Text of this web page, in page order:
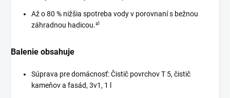
Až o 80 % nižšia spotreba vody v porovnaní s bežnou
záhradnou hadicou.²⁾
Balenie obsahuje
Súprava pre domácnosť: Čistič povrchov T 5, čistič
kameňov a fasád, 3v1, 1 l